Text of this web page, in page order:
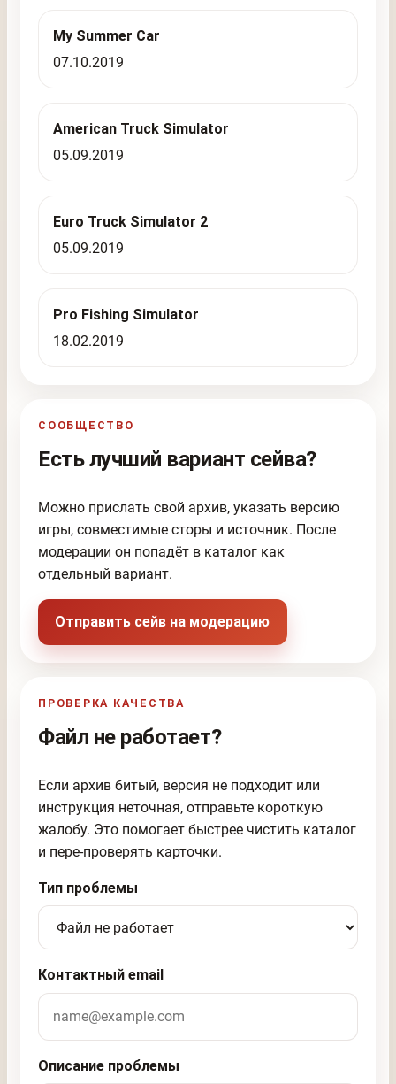
My Summer Car
07.10.2019
American Truck Simulator
05.09.2019
Euro Truck Simulator 2
05.09.2019
Pro Fishing Simulator
18.02.2019
СООБЩЕСТВО
Есть лучший вариант сейва?
Можно прислать свой архив, указать версию
игры, совместимые сторы и источник. После
модерации он попадёт в каталог как
отдельный вариант.
Отправить сейв на модерацию
ПРОВЕРКА КАЧЕСТВА
Файл не работает?
Если архив битый, версия не подходит или
инструкция неточная, отправьте короткую
жалобу. Это помогает быстрее чистить каталог
и пере-проверять карточки.
Тип проблемы
Контактный email
Описание проблемы